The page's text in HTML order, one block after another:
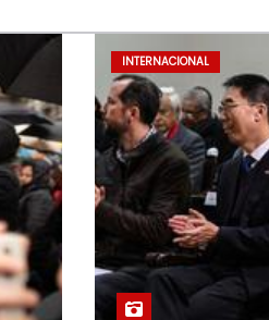
INTERNACIONAL